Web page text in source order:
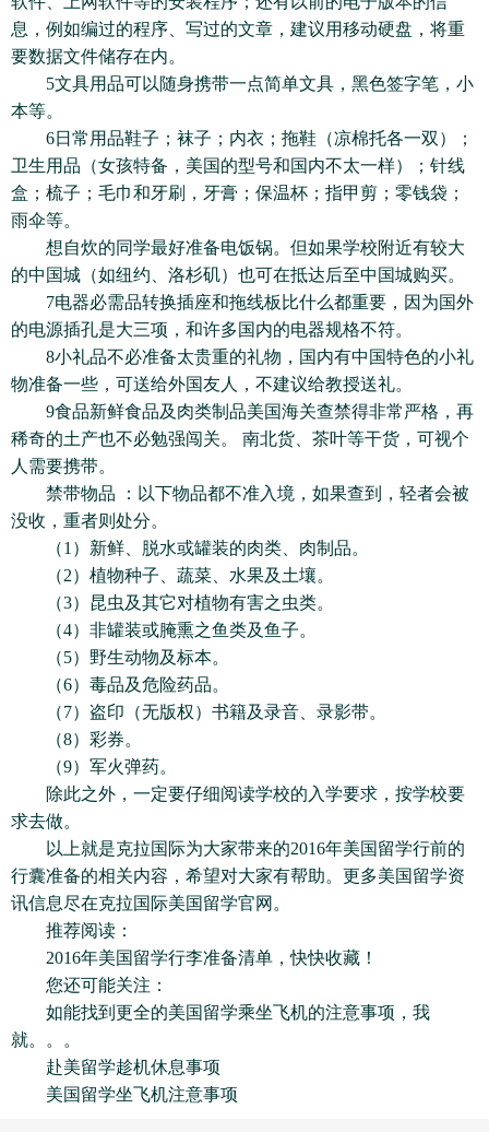
息，例如编过的程序、写过的文章，建议用移动硬盘，将重
要数据文件储存在内。
5文具用品可以随身携带一点简单文具，黑色签字笔，小
本等。
6日常用品鞋子；袜子；内衣；拖鞋（凉棉托各一双）；
卫生用品（女孩特备，美国的型号和国内不太一样）；针线
盒；梳子；毛巾和牙刷，牙膏；保温杯；指甲剪；零钱袋；
雨伞等。
想自炊的同学最好准备电饭锅。但如果学校附近有较大
的中国城（如纽约、洛杉矶）也可在抵达后至中国城购买。
7电器必需品转换插座和拖线板比什么都重要，因为国外
的电源插孔是大三项，和许多国内的电器规格不符。
8小礼品不必准备太贵重的礼物，国内有中国特色的小礼
物准备一些，可送给外国友人，不建议给教授送礼。
9食品新鲜食品及肉类制品美国海关查禁得非常严格，再
稀奇的土产也不必勉强闯关。 南北货、茶叶等干货，可视个
人需要携带。
禁带物品 ：以下物品都不准入境，如果查到，轻者会被
没收，重者则处分。
（1）新鲜、脱水或罐装的肉类、肉制品。
（2）植物种子、蔬菜、水果及土壤。
（3）昆虫及其它对植物有害之虫类。
（4）非罐装或腌熏之鱼类及鱼子。
（5）野生动物及标本。
（6）毒品及危险药品。
（7）盗印（无版权）书籍及录音、录影带。
（8）彩券。
（9）军火弹药。
除此之外，一定要仔细阅读学校的入学要求，按学校要
求去做。
以上就是克拉国际为大家带来的2016年美国留学行前的
行囊准备的相关内容，希望对大家有帮助。更多美国留学资
讯信息尽在克拉国际美国留学官网。
推荐阅读：
2016年美国留学行李准备清单，快快收藏！
您还可能关注：
如能找到更全的美国留学乘坐飞机的注意事项，我
就。。。
赴美留学趁机休息事项
美国留学坐飞机注意事项